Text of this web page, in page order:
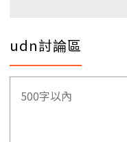
udn討論區